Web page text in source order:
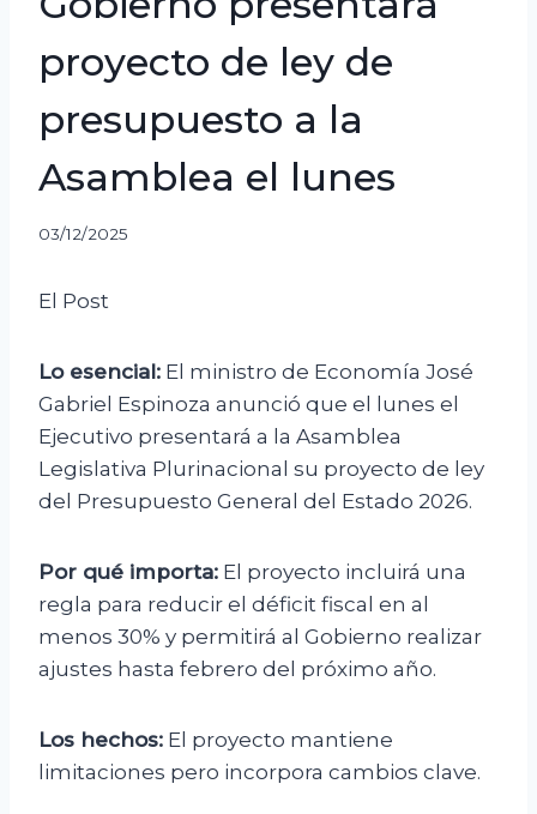
proyecto de ley de
presupuesto a la
Asamblea el lunes
03/12/2025
El Post
Lo esencial: El ministro de Economía José
Gabriel Espinoza anunció que el lunes el
Ejecutivo presentará a la Asamblea
Legislativa Plurinacional su proyecto de ley
del Presupuesto General del Estado 2026.
Por qué importa: El proyecto incluirá una
regla para reducir el déficit fiscal en al
menos 30% y permitirá al Gobierno realizar
ajustes hasta febrero del próximo año.
Los hechos: El proyecto mantiene
limitaciones pero incorpora cambios clave.